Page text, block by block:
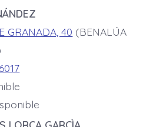
GRANADA, 40 (BENALÚA